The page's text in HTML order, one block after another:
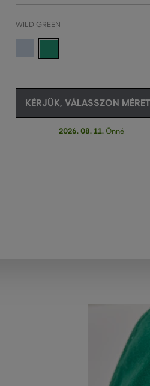
WILD GREEN
KÉRJÜK, VÁLASSZON
2026. 08. 11.Önnél